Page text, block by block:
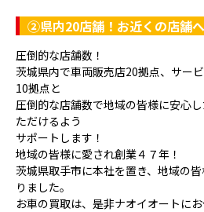
②県内20店舗！お近くの店舗
圧倒的な店舗数！
茨城県内で車両販売店20拠点、サー
10拠点と
圧倒的な店舗数で地域の皆様に安心
ただけるよう
サポートします！
地域の皆様に愛され創業４７年！
茨城県取手市に本社を置き、地域の
りました。
お車の買取は、是非ナオイオートに